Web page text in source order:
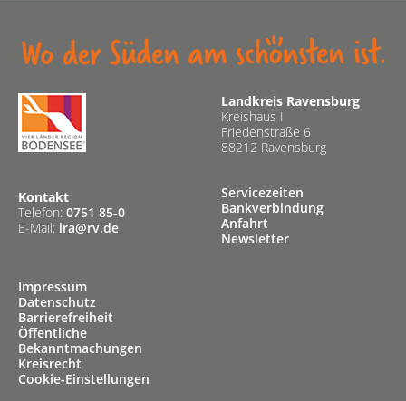
Landkreis Ravensburg
Kreishaus I
Friedenstraße 6
88212 Ravensburg
Kontakt
Telefon: 0751 85-0
E-Mail: lra@rv.de
Servicezeiten
Bankverbindung
Anfahrt
Newsletter
Impressum
Datenschutz
Barrierefreiheit
Öffentliche
Bekanntmachungen
Kreisrecht
Cookie-Einstellungen